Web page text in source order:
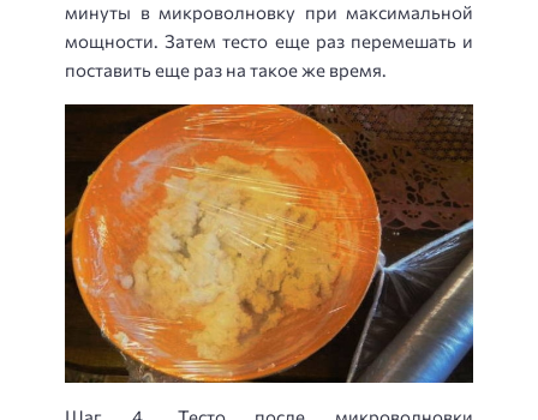
минуты в микроволновку при максимальной
мощности. Затем тесто еще раз перемешать и
поставить еще раз на такое же время.